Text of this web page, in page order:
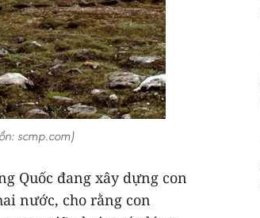
scmp.com)
Quốc đang xây dựng con
nước, cho rằng con